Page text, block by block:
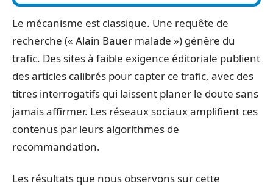
Le mécanisme est classique. Une requête de
recherche (« Alain Bauer malade ») génère du
trafic. Des sites à faible exigence éditoriale publient
des articles calibrés pour capter ce trafic, avec des
titres interrogatifs qui laissent planer le doute sans
jamais affirmer. Les réseaux sociaux amplifient ces
contenus par leurs algorithmes de
recommandation.
Les résultats que nous observons sur cette